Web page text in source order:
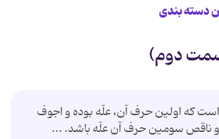
دسته بندی
دوم)
که اولین حرف آن، علّه بوده و اجوف
ناقص سومین حرف آن علّه باشد. ...